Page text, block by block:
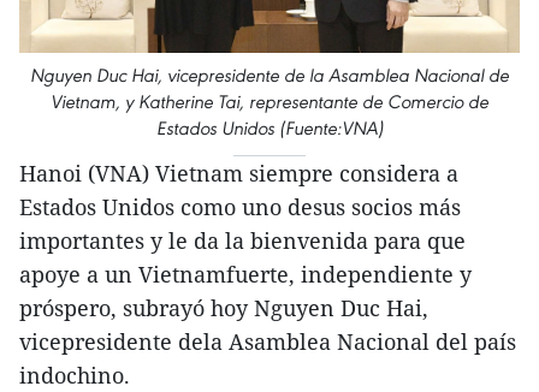
Nguyen Duc Hai, vicepresidente de la Asamblea Nacional de
Vietnam, y Katherine Tai, representante de Comercio de
Estados Unidos (Fuente:VNA)
Hanoi (VNA) Vietnam siempre considera a
Estados Unidos como uno desus socios más
importantes y le da la bienvenida para que
apoye a un Vietnamfuerte, independiente y
próspero, subrayó hoy Nguyen Duc Hai,
vicepresidente dela Asamblea Nacional del país
indochino.